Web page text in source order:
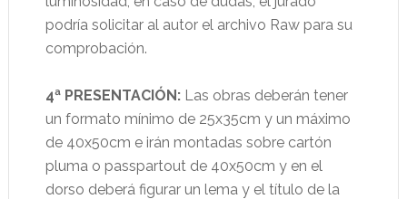
podría solicitar al autor el archivo Raw para su
comprobación.
4ª PRESENTACIÓN:Las obras deberán tener
un formato mínimo de 25x35cm y un máximo
de 40x50cm e irán montadas sobre cartón
pluma o passpartout de 40x50cm y en el
dorso deberá figurar un lema y el título de la